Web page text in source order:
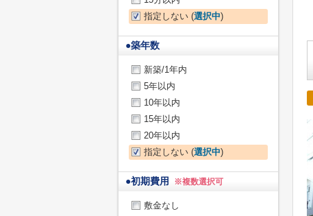
指定しない (選択中)
●築年数
新築/1年内
5年以内
10年以内
15年以内
20年以内
指定しない (選択中)
●初期費用 ※複数選択可
敷金なし